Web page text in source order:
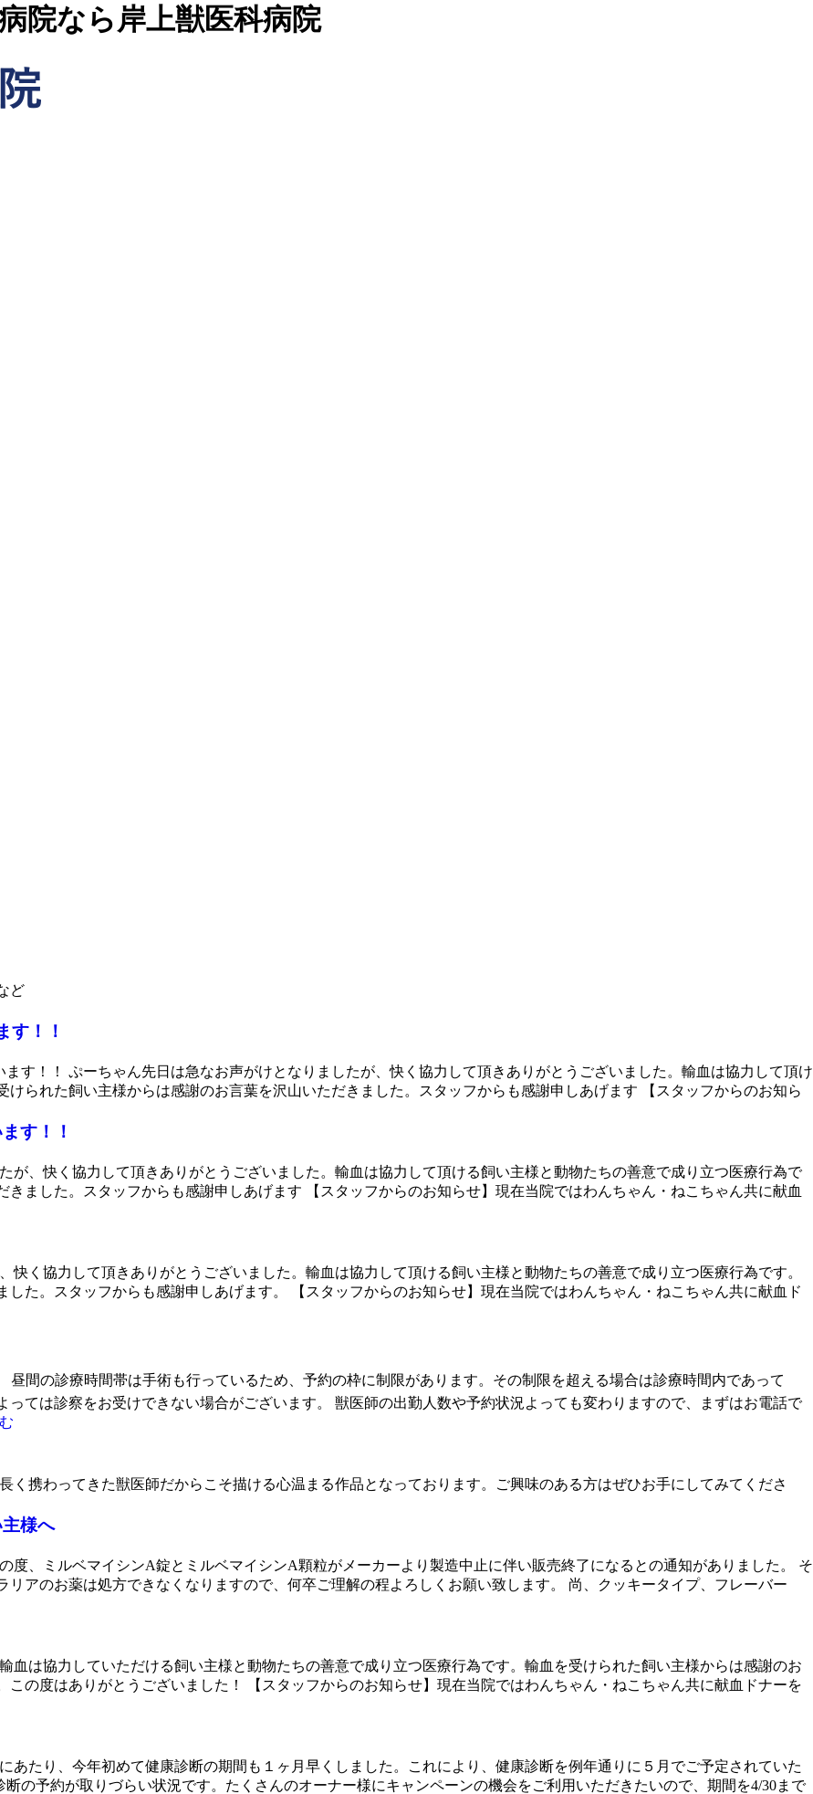
院なら岸上獣医科病院
ど
す！！
す！！ ぷーちゃん先日は急なお声がけとなりましたが、快く協力して頂きありがとうございました。輸血は協力して頂け
られた飼い主様からは感謝のお言葉を沢山いただきました。スタッフからも感謝申しあげます 【スタッフからのお知ら
す！！
が、快く協力して頂きありがとうございました。輸血は協力して頂ける飼い主様と動物たちの善意で成り立つ医療行為で
ました。スタッフからも感謝申しあげます 【スタッフからのお知らせ】現在当院ではわんちゃん・ねこちゃん共に献血
く協力して頂きありがとうございました。輸血は協力して頂ける飼い主様と動物たちの善意で成り立つ医療行為です。
た。スタッフからも感謝申しあげます。 【スタッフからのお知らせ】現在当院ではわんちゃん・ねこちゃん共に献血ド
間の診療時間帯は手術も行っているため、予約の枠に制限があります。その制限を超える場合は診療時間内であって
ては診察をお受けできない場合がございます。 獣医師の出勤人数や予約状況よっても変わりますので、まずはお電話で
く携わってきた獣医師だからこそ描ける心温まる作品となっております。ご興味のある方はぜひお手にしてみてくださ
様へ
度、ミルベマイシンA錠とミルベマイシンA顆粒がメーカーより製造中止に伴い販売終了になるとの通知がありました。 そ
アのお薬は処方できなくなりますので、何卒ご理解の程よろしくお願い致します。 尚、クッキータイプ、フレーバー
血は協力していただける飼い主様と動物たちの善意で成り立つ医療行為です。輸血を受けられた飼い主様からは感謝のお
の度はありがとうございました！ 【スタッフからのお知らせ】現在当院ではわんちゃん・ねこちゃん共に献血ドナーを
あたり、今年初めて健康診断の期間も１ヶ月早くしました。これにより、健康診断を例年通りに５月でご予定されていた
の予約が取りづらい状況です。たくさんのオーナー様にキャンペーンの機会をご利用いただきたいので、期間を4/30まで